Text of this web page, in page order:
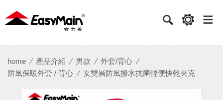
衣
力
實home 產品介紹 男款
外套/背心
防風保暖外套 / 背心
女雙層防風撥水抗菌輕便快乾夾克